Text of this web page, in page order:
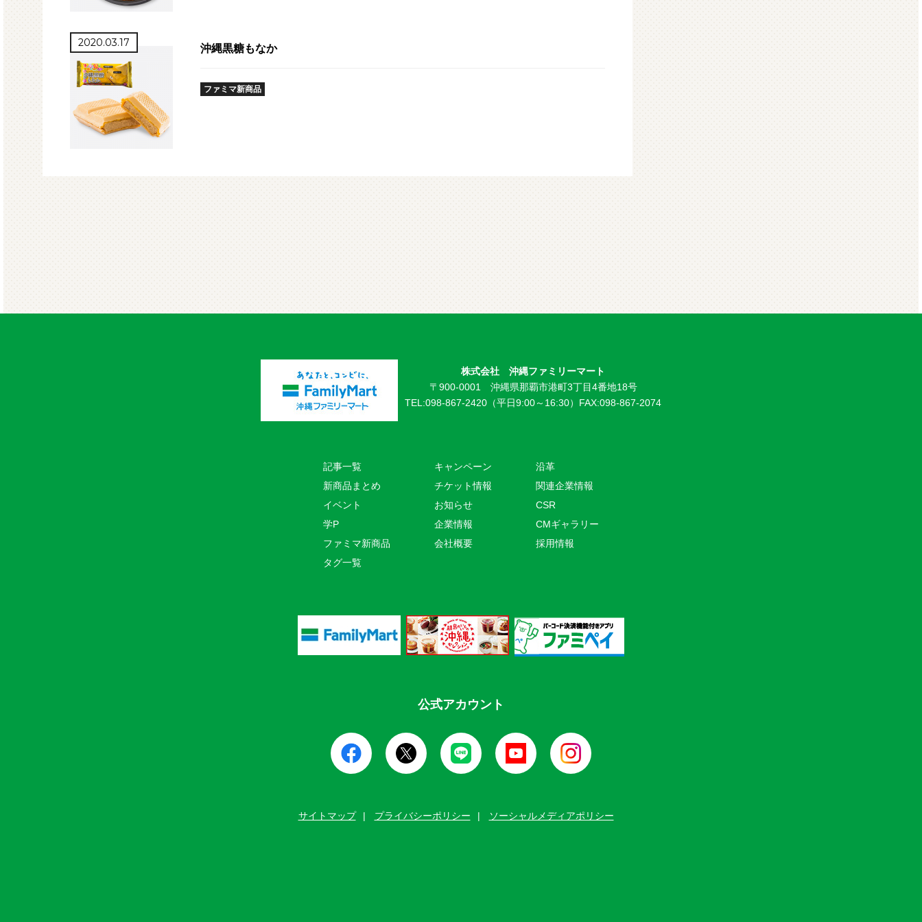
2020.03.17 沖縄黒糖もなか
ファミマ新商品
株式会社 沖縄ファミリーマート
〒900-0001 沖縄県那覇市港町3丁目4番地18号
TEL:098-867-2420（平日9:00～16:30） FAX:098-867-2074
記事一覧
新商品まとめ
イベント
学P
ファミマ新商品
タグ一覧
キャンペーン
チケット情報
お知らせ
企業情報
会社概要
沿革
関連企業情報
CSR
CMギャラリー
採用情報
公式アカウント
サイトマップ プライバシーポリシー ソーシャルメディアポリシー